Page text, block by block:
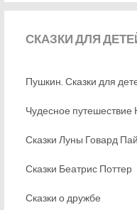
СКАЗКИДЛЯ
Пушкин. Сказки для
Чудесное путешествие
Сказки Луны Говард
Сказки Беатрис Поттер
Сказки о дружбе